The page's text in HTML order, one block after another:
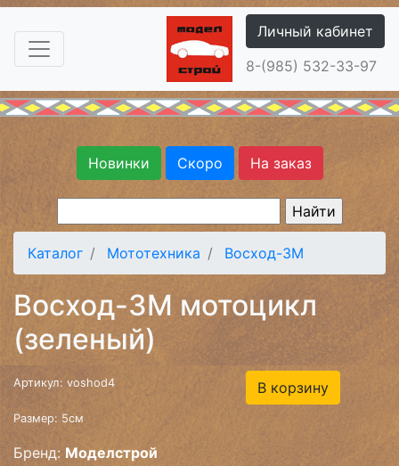
Личный кабинет
8-(985) 532-33-97
Новинки Скоро На заказ
Каталог Мототехника Восход-3М
Восход-3М мотоцикл
(зеленый)
Артикул: voshod4
Размер: 5см
Бренд: Моделстрой
В корзину